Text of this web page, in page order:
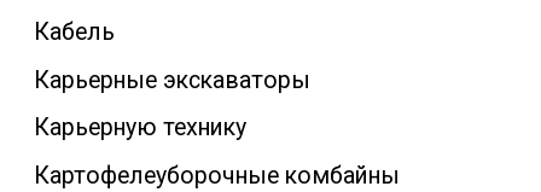
Кабель
Карьерные экскаваторы
Карьерную технику
Картофелеуборочные комбайны